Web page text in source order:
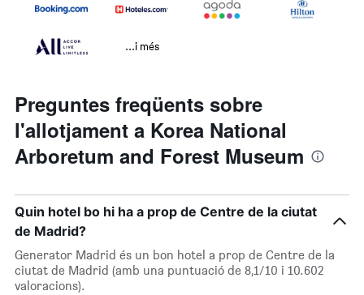
...i més
Preguntes freqüents sobre
l'allotjament a Korea National
Arboretum and Forest Museum
Quin hotel bo hi ha a prop de Centre de la ciutat
de Madrid?
Generator Madrid és un bon hotel a prop de Centre de la
ciutat de Madrid (amb una puntuació de 8,1/10 i 10.602
valoracions).